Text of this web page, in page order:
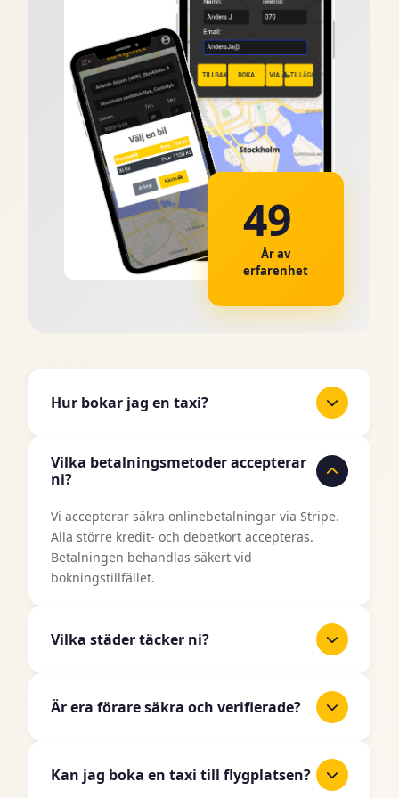
49
År av
erfarenhet
Hur bokar jag en taxi?
Använd vårt bokningsformulär ovan, ange din
upphämtningsplats och destination, välj datum
och tid, och välj sedan din önskade fordonstyp.
Du får ett omedelbart pris innan du bekräftar din
bokning.
Vilka betalningsmetoder accepterar
ni?
Vi accepterar säkra onlinebetalningar via Stripe.
Alla större kredit- och debetkort accepteras.
Betalningen behandlas säkert vid
bokningstillfället.
Vilka städer täcker ni?
inklusive Stockholm, Göteborg, Malmö, Uppsala,
expanderar kontinuerligt till fler områden.
Är era förare säkra och verifierade?
professionella förare som har genomgått
noggranna bakgrundskontroller och verifiering.
Kan jag boka en taxi till flygplatsen?